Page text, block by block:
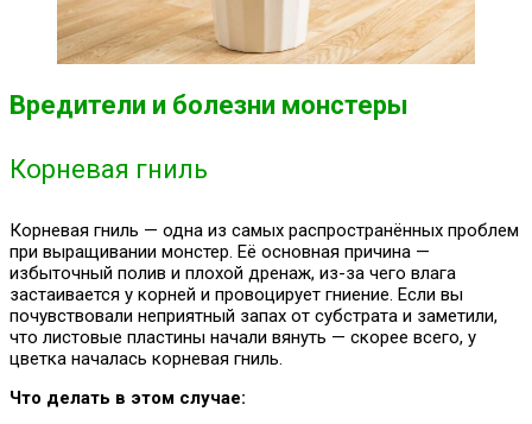
Вредители и болезни монстеры
Корневая гниль
Корневая гниль — одна из самых распространённых проблем
при выращивании монстер. Её основная причина —
избыточный полив и плохой дренаж, из-за чего влага
застаивается у корней и провоцирует гниение. Если вы
почувствовали неприятный запах от субстрата и заметили,
что листовые пластины начали вянуть — скорее всего, у
цветка началась корневая гниль.
Что делать в этом случае: